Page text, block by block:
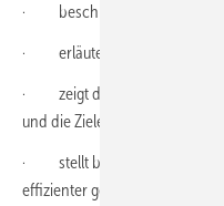
· beschreibt das gesamte
· erläutert die Art und
· zeigt den aktuellen Stand
und die Ziele, die mit der
· stellt beispielsweise dar,
effizienter gestaltet wird, wie